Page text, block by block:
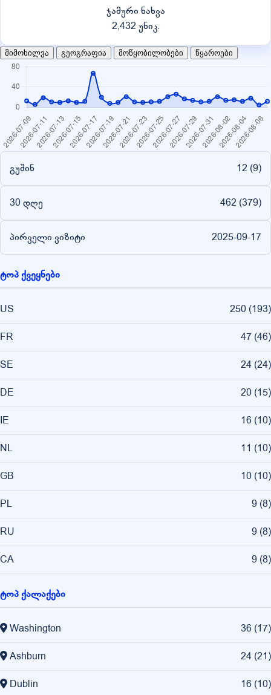
ჯამური ნახვა
2,432 უნიკ.
მიმოხილვა გეოგრაფია მოწყობილობები წყაროები
გუშინ 12 (9)
30 დღე 462 (379)
პირველი ვიზიტი 2025-09-17
ტოპ ქვეყნები
US 250 (193)
FR 47 (46)
SE 24 (24)
DE 20 (15)
IE 16 (10)
NL 11 (10)
GB 10 (10)
PL 9 (8)
RU 9 (8)
CA 9 (8)
ტოპ ქალაქები
Washington 36 (17)
Ashburn 24 (21)
Dublin 16 (10)